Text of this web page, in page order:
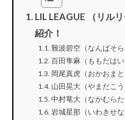
LIL LEAGUE （リル
紹介！
難波碧空（なんばそら
百田隼麻（ももだはい
岡尾真虎（おかおまと
山田晃大（やまだこう
中村竜大（なかむらた
岩城星那（いわきせな